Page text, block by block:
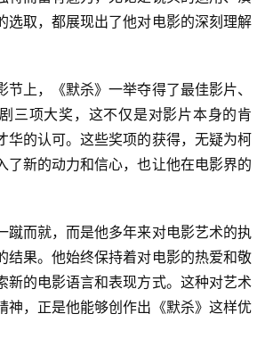
选取，都展现出了他对电影的深刻理解
上，《默杀》一举夺得了最佳影片、
三项大奖，这不仅是对影片本身的肯
华的认可。这些奖项的获得，无疑为柯
了新的动力和信心，也让他在电影界的
蹴而就，而是他多年来对电影艺术的执
结果。他始终保持着对电影的热爱和敬
新的电影语言和表现方式。这种对艺术
神，正是他能够创作出《默杀》这样优